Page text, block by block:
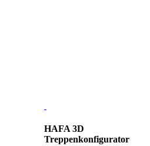
HAFA 3D
Treppenkonfigurator